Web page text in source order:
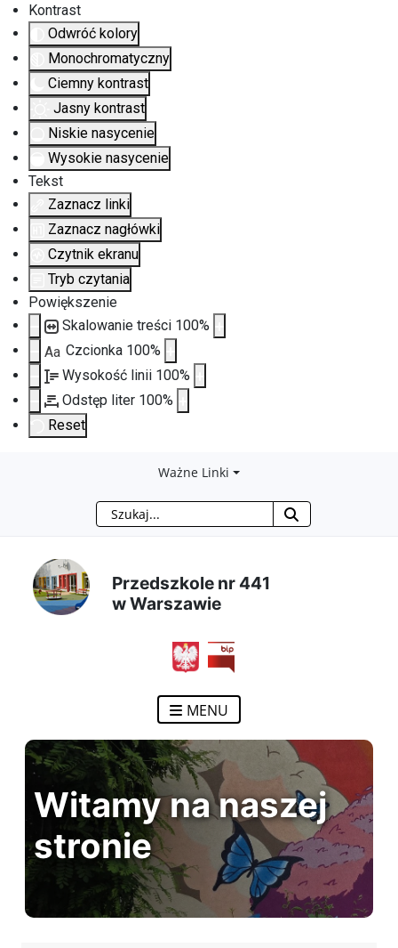
Kontrast
Odwróć kolory
Monochromatyczny
Ciemny kontrast
Jasny kontrast
Niskie nasycenie
Wysokie nasycenie
Tekst
Zaznacz linki
Zaznacz nagłówki
Czytnik ekranu
Tryb czytania
Powiększenie
Skalowanie treści 100%
Aa Czcionka 100%
Wysokość linii 100%
Odstęp liter 100%
Reset
treści
głównej
menu
nawigacyjnego
wyszukiwarki
mapy
strony
Ważne Linki
Szukaj
Przedszkole nr 441
w Warszawie
MENU
Witamy na naszej
stronie